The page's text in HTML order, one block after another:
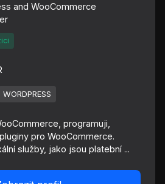
and WooCommerce
WORDPRESS
programuji,
pro WooCommerce.
služby, jako jsou platební ...